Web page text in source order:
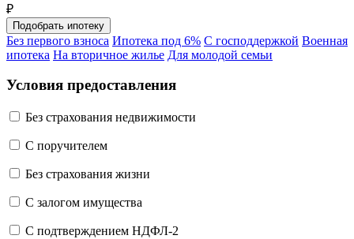
₽
Без первого взноса Ипотека под 6% С господдержкой Военная
ипотека На вторичное жилье Для молодой семьи
Условия предоставления
Без страхования недвижимости
C поручителем
Без страхования жизни
С залогом имущества
С подтверждением НДФЛ-2